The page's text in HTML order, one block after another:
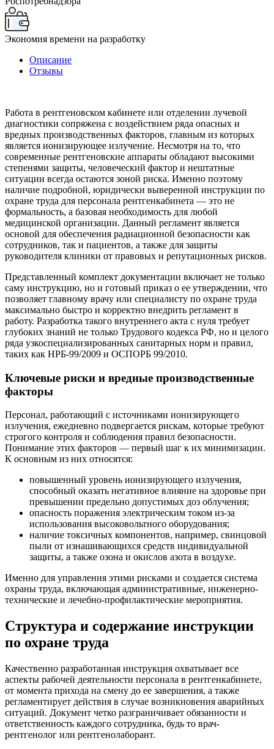
Экономия времени на разработку
Описание
Отзывы
Работа в рентгеновском кабинете или отделении лучевой
диагностики сопряжена с воздействием ряда опасных и
вредных производственных факторов, главным из которых
является ионизирующее излучение. Несмотря на то, что
современные рентгеновские аппараты обладают высокими
степенями защиты, человеческий фактор и нештатные
ситуации всегда остаются зоной риска. Именно поэтому
наличие подробной, юридически выверенной инструкции по
охране труда для персонала рентгенкабинета — это не
формальность, а базовая необходимость для любой
медицинской организации. Данный регламент является
основой для обеспечения радиационной безопасности как
сотрудников, так и пациентов, а также для защиты
руководителя клиники от правовых и репутационных рисков.
Представленный комплект документации включает не только
саму инструкцию, но и готовый приказ о ее утверждении, что
позволяет главному врачу или специалисту по охране труда
максимально быстро и корректно внедрить регламент в
работу. Разработка такого внутреннего акта с нуля требует
глубоких знаний не только Трудового кодекса РФ, но и целого
ряда узкоспециализированных санитарных норм и правил,
таких как НРБ-99/2009 и ОСПОРБ 99/2010.
Ключевые риски и вредные производственные
факторы
Персонал, работающий с источниками ионизирующего
излучения, ежедневно подвергается рискам, которые требуют
строгого контроля и соблюдения правил безопасности.
Понимание этих факторов — первый шаг к их минимизации.
К основным из них относятся:
повышенный уровень ионизирующего излучения,
способный оказать негативное влияние на здоровье при
превышении предельно допустимых доз облучения;
опасность поражения электрическим током из-за
использования высоковольтного оборудования;
наличие токсичных компонентов, например, свинцовой
пыли от изнашивающихся средств индивидуальной
защиты, а также озона и окислов азота в воздухе.
Именно для управления этими рисками и создается система
охраны труда, включающая административные, инженерно-
технические и лечебно-профилактические мероприятия.
Структура и содержание инструкции
по охране труда
Качественно разработанная инструкция охватывает все
аспекты рабочей деятельности персонала в рентгенкабинете,
от момента прихода на смену до ее завершения, а также
регламентирует действия в случае возникновения аварийных
ситуаций. Документ четко разграничивает обязанности и
ответственность каждого сотрудника, будь то врач-
рентгенолог или рентгенолаборант.